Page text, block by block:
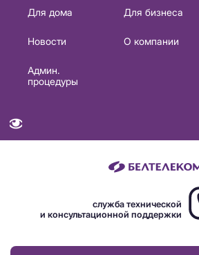
Основная
навигация
Для дома Для бизнеса
Новости
О компании
Админ.
процедуры
служба технической
и консультационной поддержки